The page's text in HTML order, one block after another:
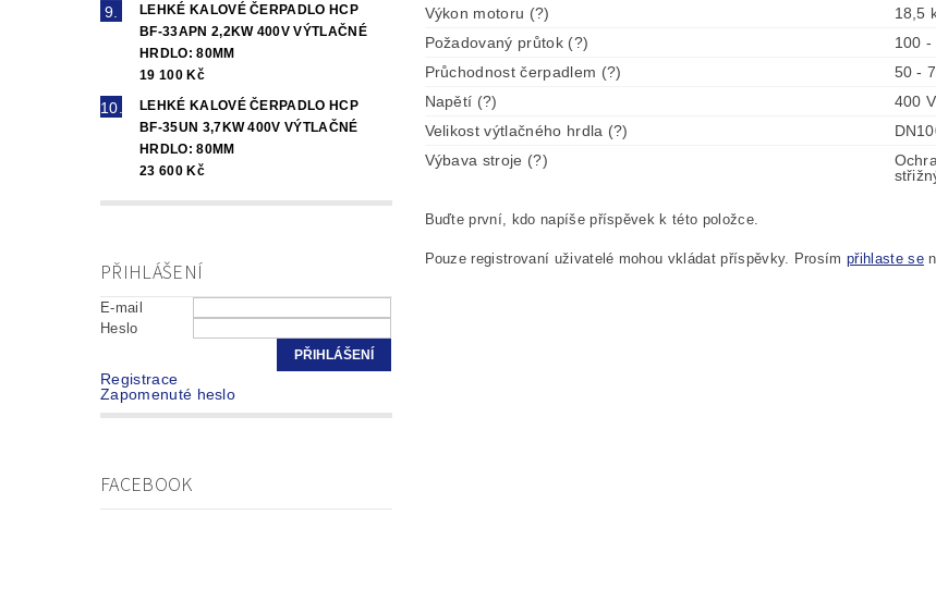
LEHKÉ KALOVÉ ČERPADLO HCP
BF-33APN 2,2KW 400V VÝTLAČNÉ
HRDLO: 80MM
19 100 Kč
LEHKÉ KALOVÉ ČERPADLO HCP
BF-35UN 3,7KW 400V VÝTLAČNÉ
HRDLO: 80MM
23 600 Kč
PŘIHLÁŠENÍ
E-mail
Heslo
Registrace
Zapomenuté heslo
FACEBOOK
Výkon motoru (?)
18,5
Požadovaný průtok (?)
100 -
Průchodnost čerpadlem (?)
50 -
Napětí (?)
400 V
Velikost výtlačného hrdla (?)
Výbava stroje (?)
Buďte první, kdo napíše příspěvek k této položce.
Pouze registrovaní uživatelé mohou vkládat příspěvky. Prosímpřihlaste se